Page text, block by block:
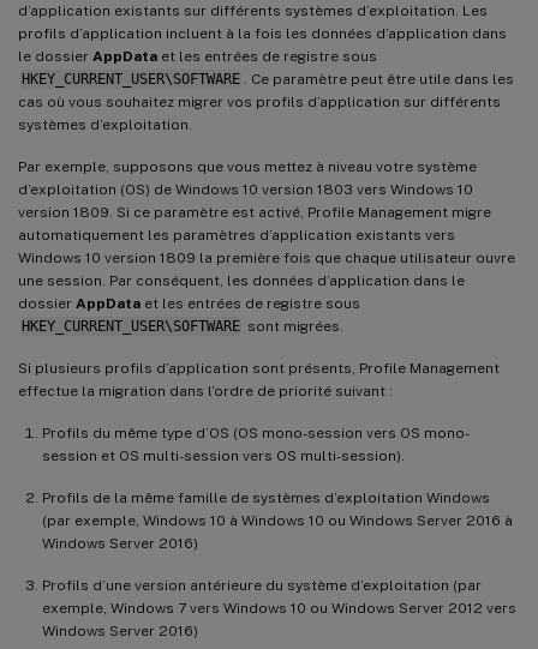
d’application existants sur différents systèmes d’exploitation. Les
profils d’application incluent à la fois les données d’application dans
le dossier AppData et les entrées de registre sous
HKEY_CURRENT_USER\SOFTWARE
. Ce paramètre peut être utile dans les
cas où vous souhaitez migrer vos profils d’application sur différents
systèmes d’exploitation.
Par exemple, supposons que vous mettez à niveau votre système
d’exploitation (OS) de Windows 10 version 1803 vers Windows 10
version 1809. Si ce paramètre est activé, Profile Management migre
automatiquement les paramètres d’application existants vers
Windows 10 version 1809 la première fois que chaque utilisateur ouvre
une session. Par conséquent, les données d’application dans le
dossier AppData et les entrées de registre sous
HKEY_CURRENT_USER\SOFTWARE sont migrées.
Si plusieurs profils d’application sont présents, Profile Management
effectue la migration dans l’ordre de priorité suivant :
Profils du même type d’OS (OS mono-session vers OS mono-
session et OS multi-session vers OS multi-session).
Profils de la même famille de systèmes d’exploitation Windows
(par exemple, Windows 10 à Windows 10 ou Windows Server 2016 à
Windows Server 2016)
Profils d’une version antérieure du système d’exploitation (par
exemple, Windows 7 vers Windows 10 ou Windows Server 2012 vers
Windows Server 2016)